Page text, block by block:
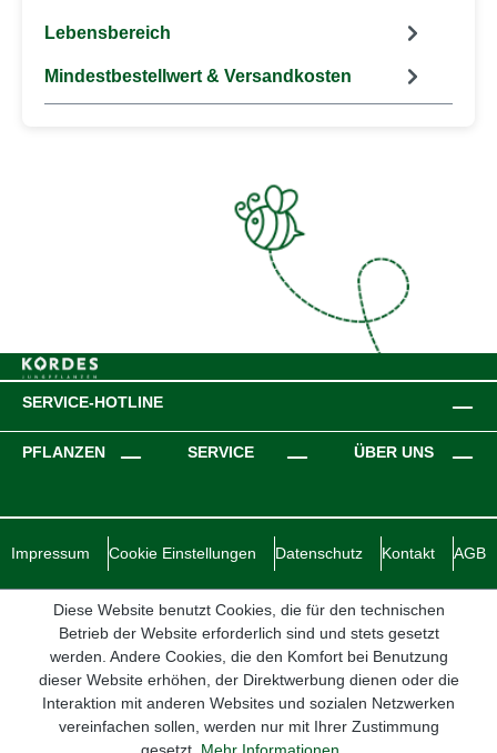
Lebensbereich
Mindestbestellwert & Versandkosten
SERVICE-HOTLINE
PFLANZEN SERVICE ÜBER UNS
Impressum Cookie Einstellungen Datenschutz Kontakt AGB
Diese Website benutzt Cookies, die für den technischen
Betrieb der Website erforderlich sind und stets gesetzt
werden. Andere Cookies, die den Komfort bei Benutzung
dieser Website erhöhen, der Direktwerbung dienen oder die
Interaktion mit anderen Websites und sozialen Netzwerken
vereinfachen sollen, werden nur mit Ihrer Zustimmung